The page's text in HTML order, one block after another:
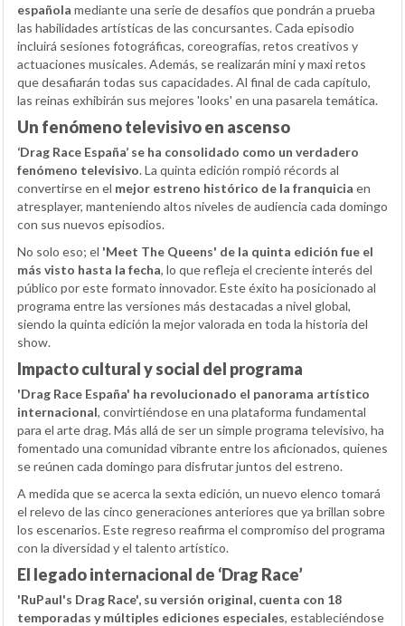
española mediante una serie de desafíos que pondrán a prueba
las habilidades artísticas de las concursantes. Cada episodio
incluirá sesiones fotográficas, coreografías, retos creativos y
actuaciones musicales. Además, se realizarán mini y maxi retos
que desafiarán todas sus capacidades. Al final de cada capítulo,
las reinas exhibirán sus mejores 'looks' en una pasarela temática.
Un fenómeno televisivo en ascenso
‘Drag Race España’ se ha consolidado como un verdadero
fenómeno televisivo. La quinta edición rompió récords al
convertirse en el mejor estreno histórico de la franquicia en
atresplayer, manteniendo altos niveles de audiencia cada domingo
con sus nuevos episodios.
No solo eso; el 'Meet The Queens' de la quinta edición fue el
más visto hasta la fecha, lo que refleja el creciente interés del
público por este formato innovador. Este éxito ha posicionado al
programa entre las versiones más destacadas a nivel global,
siendo la quinta edición la mejor valorada en toda la historia del
show.
Impacto cultural y social del programa
'Drag Race España' ha revolucionado el panorama artístico
internacional, convirtiéndose en una plataforma fundamental
para el arte drag. Más allá de ser un simple programa televisivo, ha
fomentado una comunidad vibrante entre los aficionados, quienes
se reúnen cada domingo para disfrutar juntos del estreno.
A medida que se acerca la sexta edición, un nuevo elenco tomará
el relevo de las cinco generaciones anteriores que ya brillan sobre
los escenarios. Este regreso reafirma el compromiso del programa
con la diversidad y el talento artístico.
El legado internacional de ‘Drag Race’
'RuPaul's Drag Race', su versión original, cuenta con 18
temporadas y múltiples ediciones especiales, estableciéndose